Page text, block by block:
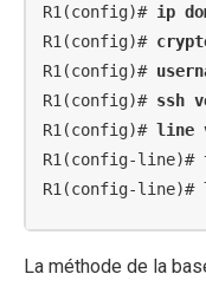
R1(config)# ip
R1(config)#
R1(config)#
R1(config)# ssh
R1(config)# line
R1(config-line)#
R1(config-line)#
La méthode de la